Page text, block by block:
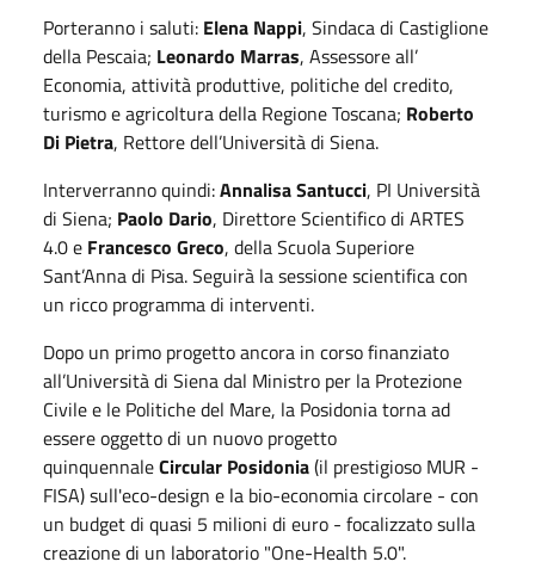
Porteranno i saluti: Elena Nappi, Sindaca di Castiglione
della Pescaia; Leonardo Marras, Assessore all’
Economia, attività produttive, politiche del credito,
turismo e agricoltura della Regione Toscana; Roberto
Di Pietra, Rettore dell’Università di Siena.
Interverranno quindi:Annalisa Santucci, PI Università
di Siena; Paolo Dario, Direttore Scientifico di ARTES
4.0 e Francesco Greco, della Scuola Superiore
Sant’Anna di Pisa. Seguirà la sessione scientifica con
un ricco programma di interventi.
Dopo un primo progetto ancora in corso finanziato
all’Università di Siena dal Ministro per la Protezione
Civile e le Politiche del Mare, la Posidonia torna ad
essere oggetto di un nuovo progetto
quinquennaleCircular Posidonia(il prestigioso MUR -
FISA) sull'eco-design e la bio-economia circolare - con
un budget di quasi 5 milioni di euro - focalizzato sulla
creazione di un laboratorio "One-Health 5.0".